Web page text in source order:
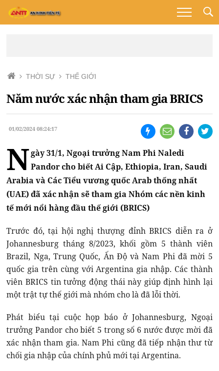
THỜI SỰ THẾ GIỚI
Năm nước xác nhận tham gia BRICS
01/02/2024 08:24:17
Ngày 31/1, Ngoại trưởng Nam Phi Naledi
Pandor cho biết Ai Cập, Ethiopia, Iran, Saudi
Arabia và Các Tiểu vương quốc Arab thống nhất
(UAE) đã xác nhận sẽ tham gia Nhóm các nền kinh
tế mới nổi hàng đầu thế giới (BRICS)
Trước đó, tại hội nghị thượng đỉnh BRICS diễn ra ở
Johannesburg tháng 8/2023, khối gồm 5 thành viên
Brazil, Nga, Trung Quốc, Ấn Độ và Nam Phi đã mời 5
quốc gia trên cùng với Argentina gia nhập. Các thành
viên BRICS tin tưởng động thái này giúp định hình lại
một trật tự thế giới mà nhóm cho là đã lỗi thời.
Phát biểu tại cuộc họp báo ở Johannesburg, Ngoại
trưởng Pandor cho biết 5 trong số 6 nước được mời đã
xác nhận tham gia. Nam Phi cũng đã tiếp nhận thư từ
chối gia nhập của chính phủ mới tại Argentina.